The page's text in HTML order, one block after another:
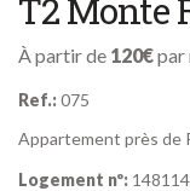
T2 Monte
À partir de 120€par
Ref.:075
Appartement près de
Logement nº: